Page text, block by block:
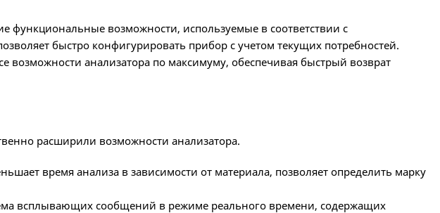
функциональные возможности, используемые в соответствии с
быстро конфигурировать прибор с учетом текущих потребностей.
анализатора по максимуму, обеспечивая быстрый возврат
расширили возможности анализатора.
время анализа в зависимости от материала, позволяет определить марку
всплывающих сообщений в режиме реального времени, содержащих